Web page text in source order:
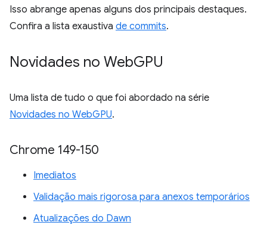
Isso abrange apenas alguns dos principais destaques.
Confira a lista exaustiva de commits.
Novidades no WebGPU
Uma lista de tudo o que foi abordado na série
Novidades no WebGPU.
Chrome 149-150
Imediatos
Validação mais rigorosa para anexos temporários
Atualizações do Dawn